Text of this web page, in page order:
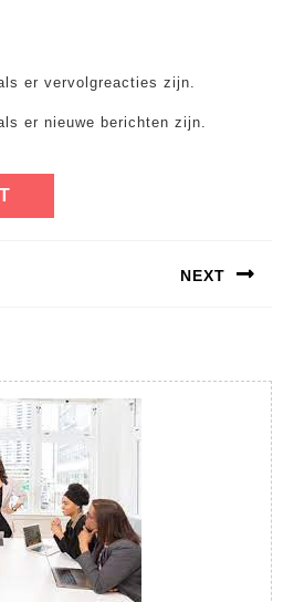
er vervolgreacties zijn.
er nieuwe berichten zijn.
NEXT